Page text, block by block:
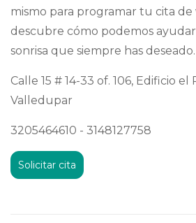
mismo para programar tu cita de
descubre cómo podemos
sonrisa que siempre has deseado.
Calle 15 # 14-33 of. 106, Edificio
Valledupar
3205464610 - 3148127758
Solicitar cita